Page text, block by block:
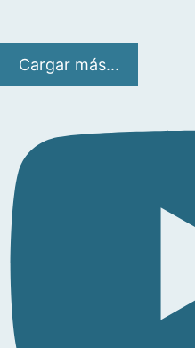
Cargar más...